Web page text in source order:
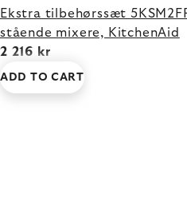
Ekstra tilbehørssæt
stående mixere, KitchenAid
2 216 kr
ADD TO CART